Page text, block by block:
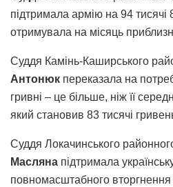
підтримала армію на 94 тисячі
отримувала на місяць
Суддя Камінь-Каширського
Антонюк переказала на
гривні – це більше, ніж її
який становив 83 тисячі
Суддя Локачинського
Масляна підтримала
повномасштабного